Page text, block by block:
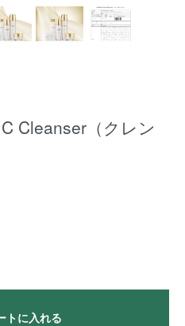
Cleanser（クレン
トに入れる